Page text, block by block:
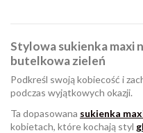
Stylowa sukienka maxi
butelkowa zieleń
Podkreśl swoją kobiecość i
podczas wyjątkowych okazji.
Ta dopasowana sukienka
kobietach, które kochają styl